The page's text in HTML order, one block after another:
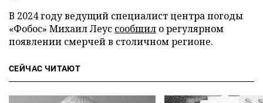
В 2024 году ведущий специалист центра погоды
«Фобос» Михаил Леус сообщил о регулярном
появлении смерчей в столичном регионе.
СЕЙЧАС ЧИТАЮТ